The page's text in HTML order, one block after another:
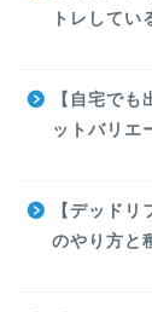
トレして
【自宅で
ットバリエ
【デッド
のやり方と